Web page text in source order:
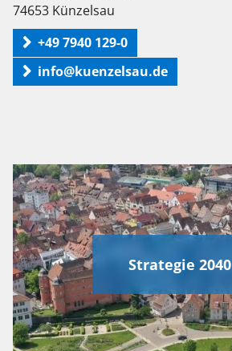
74653 Künzelsau
+49 7940 129-0
info@kuenzelsau.de
Strategie 2040